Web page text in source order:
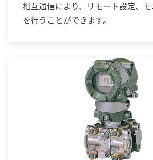
相互通信により、リモート設定、
を行うことができます。